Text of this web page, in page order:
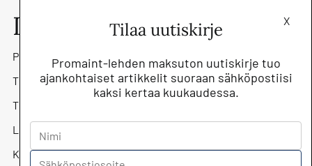
Lehti
Promaint-lehti
Tilaa lehti
Tilaa uutiskirje
Lehtiarkisto
Kunnossapitoyhdistys Promaint ry
X
Tilaa uutiskirje
Promaint-lehden maksuton uutiskirje tuo
ajankohtaiset artikkelit suoraan sähköpostiisi
kaksi kertaa kuukaudessa.